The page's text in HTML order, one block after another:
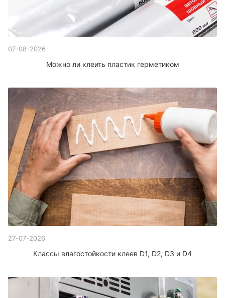
07-08-2026
Можно ли клеить пластик герметиком
27-07-2026
Классы влагостойкости клеев D1, D2, D3 и D4